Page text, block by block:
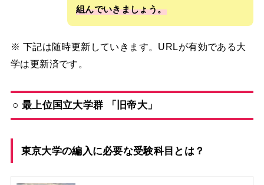
組んでいきましょう。
※ 下記は随時更新していきます。URLが有効である大
学は更新済です。
○ 最上位国立大学群 「旧帝大」
東京大学の編入に必要な受験科目とは？